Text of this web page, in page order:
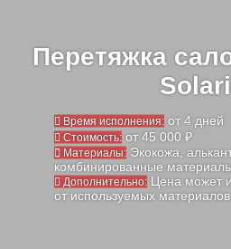
Перетяжка
Время исполнения: от 4 дней
Стоимость: от 45 000 ₽
Материалы: Экокожа,
комбинированные
Дополнительно: Цена может
от используемых материалов